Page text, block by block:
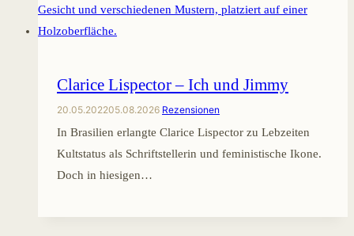
Clarice Lispector – Ich und Jimmy
20.05.202205.08.2026 Rezensionen
In Brasilien erlangte Clarice Lispector zu Lebzeiten
Kultstatus als Schriftstellerin und feministische Ikone.
Doch in hiesigen…